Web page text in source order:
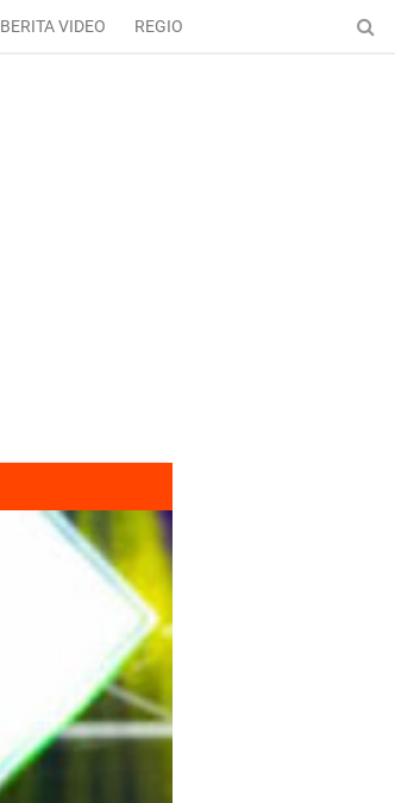
BERITA VIDEO REGIONAL ENTERTAINMENT